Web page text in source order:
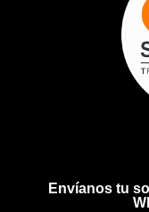
Envíanos tu